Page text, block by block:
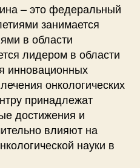
– это федеральный
занимается
в области
лидером в области
инновационных
онкологических
принадлежат
достижения и
влияют на
науки в